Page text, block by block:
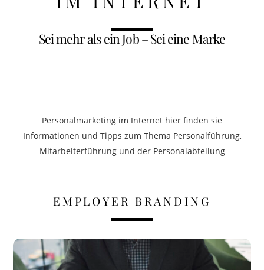
Sei mehr als ein Job – Sei eine Marke
Personalmarketing im Internet hier finden sie
Informationen und Tipps zum Thema Personalführung,
Mitarbeiterführung und der Personalabteilung
EMPLOYER BRANDING